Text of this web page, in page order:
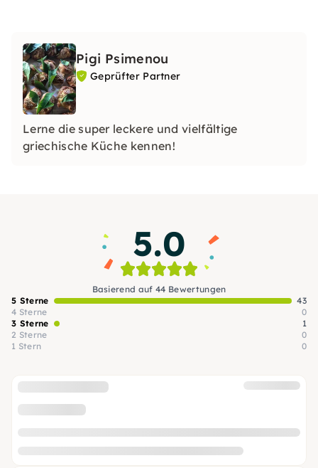
Pigi Psimenou
Geprüfter Partner
Lerne die super leckere und vielfältige
griechische Küche kennen!
5.0
Basierend auf 44 Bewertungen
5 Sterne
43
4 Sterne
0
3 Sterne
1
2 Sterne
0
1 Stern
0